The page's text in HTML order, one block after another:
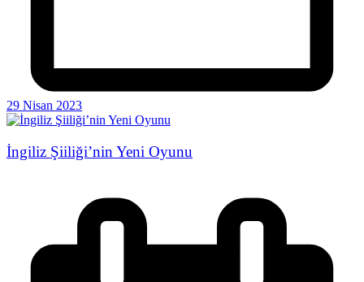
29 Nisan 2023
İngiliz Şiiliği’nin Yeni Oyunu